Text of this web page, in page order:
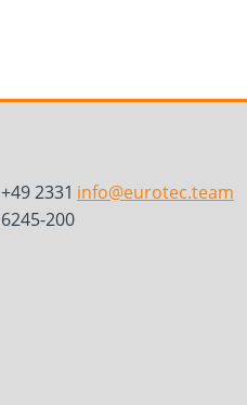
+49 2331
6245-200
info@eurotec.team